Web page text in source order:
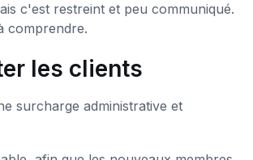
c'est restreint et peu communiqué.
comprendre.
les clients
surcharge administrative et